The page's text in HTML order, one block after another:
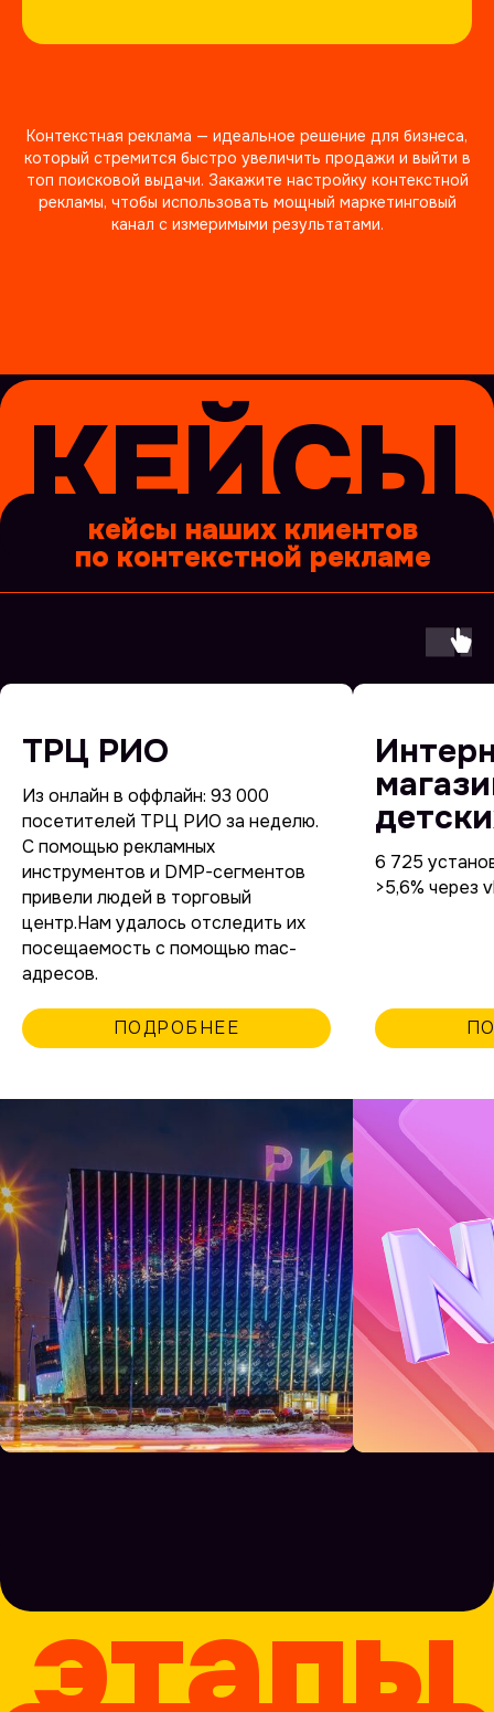
Контекстная реклама — идеальное решение для бизнеса,
который стремится быстро увеличить продажи и выйти в
топ поисковой выдачи. Закажите настройку контекстной
рекламы, чтобы использовать мощный маркетинговый
канал с измеримыми результатами.
ТРЦ РИО
Из онлайн в оффлайн: 93 000
посетителей ТРЦ РИО за неделю.
С помощью рекламных
инструментов и DMP-сегментов
привели людей в торговый
центр.Нам удалось отследить их
посещаемость с помощью mac-
адресов.
ПОДРОБНЕЕ
6 725
>5,6% через
этапы